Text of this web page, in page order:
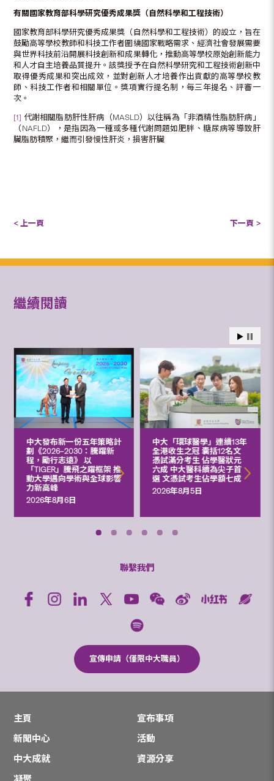
有關國家教育部科學研究優秀成果獎（自然科學和工程技術）
國家教育部科學研究優秀成果獎（自然科學和工程技術）的設立，旨在
鼓勵高等學校教師和科技工作者圍繞國家戰略需求、經濟社會發展需要
與世界科技前沿開展科技創新和成果轉化，推動高等學校原始創新能力
和人才自主培養品質提升。該獎授予在自然科學研究和工程技術創新中
取得優秀成果和突出成效，並對創新人才培養作出貢獻的高等學校教
師、科技工作者和相關單位。獎項實行提名制，每三年提名、評審一
次。
[1] 代謝相關脂肪肝性肝病（MASLD）以往稱為「非酒精性脂肪肝病」
（NAFLD），是指因為一種或多種代謝問題如肥胖、糖尿病等導致肝
臟脂肪積聚，繼而引發慢性肝炎，損害肝臟
< 上一頁 下一頁 >
繼續閱讀
中大發布新一份五年策略計
劃《2026‒2030：騰躍新
程，勵行志遠》 以
「TIGER」騰飛之躍框架 推
動大學邁向學術與全球影響
力新高峰
2026年8月6日
中大「環球醫學」連續13年
全港收生之冠 囊括12名文
憑試滿分考生 佔學醫狀元
六成 中大醫科續為尖子首
選 文憑試考生佔學額七成
2026年8月5日
聯繫我們
宣傳申請（僅限中大職員）
主頁
宣布事項
新聞中心
活動
中大成就
資源分享